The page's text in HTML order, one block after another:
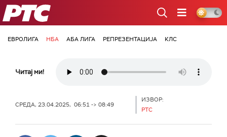
РТС
ЕВРОЛИГА НБА АБА ЛИГА РЕПРЕЗЕНТАЦИЈА КЛС
Читај ми!
СРЕДА, 23.04.2025, 06:51 -> 08:49
ИЗВОР:
РТС